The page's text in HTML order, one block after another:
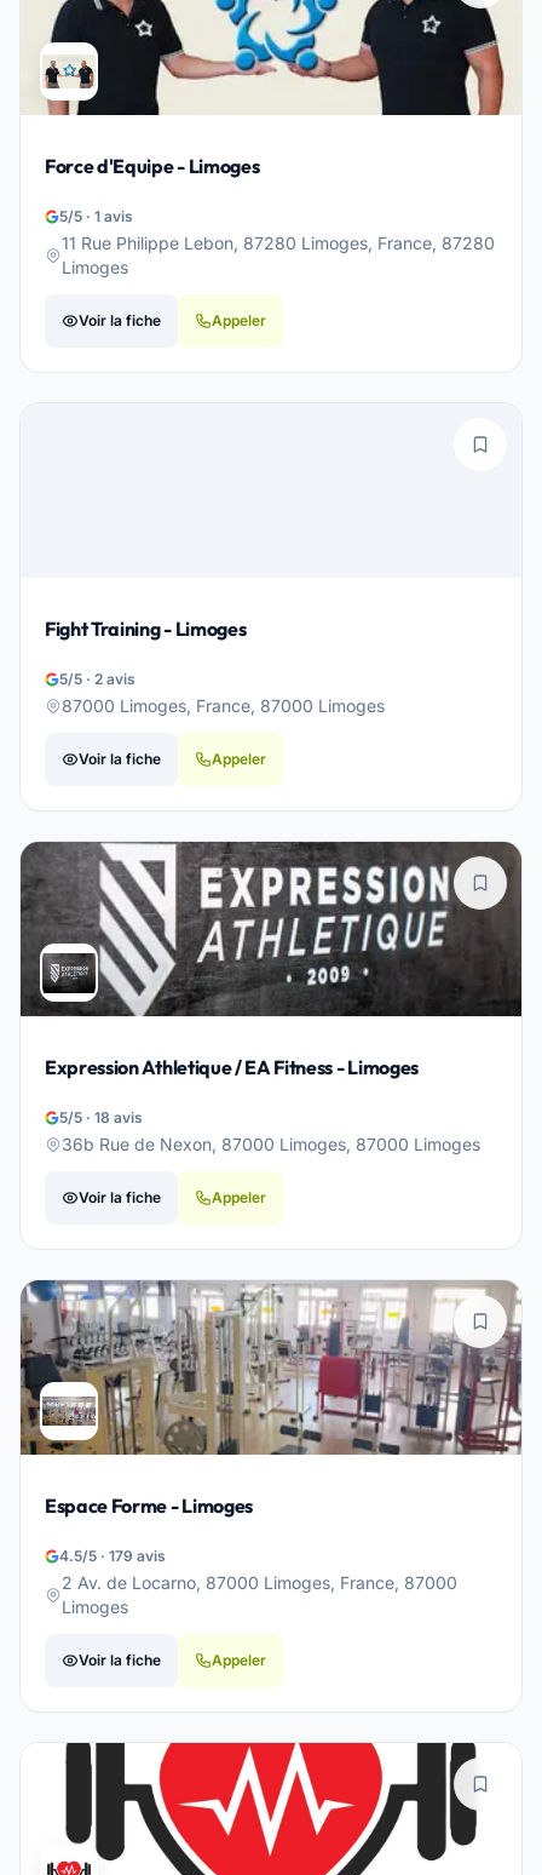
Force d'Equipe - Limoges
5/5 · 1 avis
11 Rue Philippe Lebon, 87280 Limoges, France, 87280
Limoges
Voir la fiche Appeler
Fight Training - Limoges
5/5 · 2 avis
87000 Limoges, France, 87000 Limoges
Voir la fiche Appeler
Expression Athletique / EA Fitness - Limoges
5/5 · 18 avis
36b Rue de Nexon, 87000 Limoges, 87000 Limoges
Voir la fiche Appeler
Espace Forme - Limoges
4.5/5 · 179 avis
2 Av. de Locarno, 87000 Limoges, France, 87000
Limoges
Voir la fiche Appeler